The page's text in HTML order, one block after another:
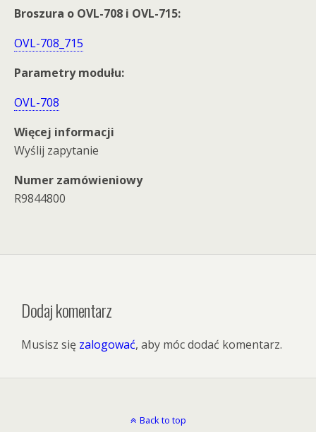
Broszura o OVL-708 i OVL-715:
OVL-708_715
Parametry modułu:
OVL-708
Więcej informacji
Wyślij zapytanie
Numer zamówieniowy
R9844800
Dodaj komentarz
Musisz się zalogować, aby móc dodać komentarz.
Back to top